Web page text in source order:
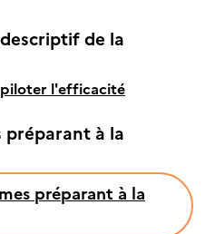
de la
piloter l'efficacité
préparant à la
préparant à la